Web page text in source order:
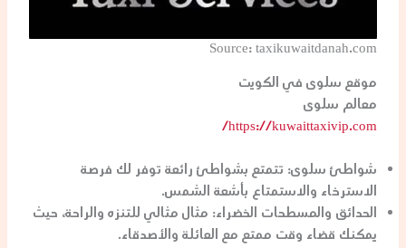
Source: taxikuwaitdanah.com
موقع سلوى في الكويت
معالم سلوى
https://kuwaittaxivip.com/
شواطئ سلوى: تتمتع بشواطئ رائعة توفر لك فرصة
الاسترخاء والاستمتاع بأشعة الشمس.
الحدائق والمسطحات الخضراء: مثال مثالي للتنزه والراحة، حيث
يمكنك قضاء وقت ممتع مع العائلة والأصدقاء.